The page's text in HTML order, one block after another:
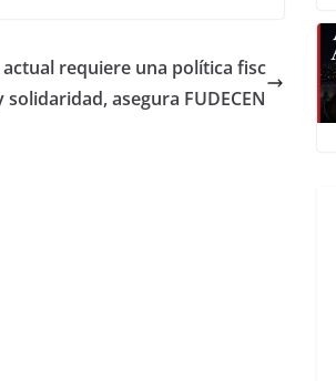
requiere una política fisc
asegura FUDECEN